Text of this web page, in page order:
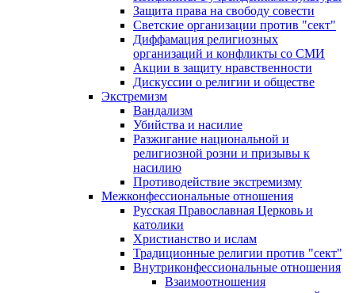
Защита права на свободу совести
Светские организации против "сект"
Диффамация религиозных
организаций и конфликты со СМИ
Акции в защиту нравственности
Дискуссии о религии и обществе
Экстремизм
Вандализм
Убийства и насилие
Разжигание национальной и
религиозной розни и призывы к
насилию
Противодействие экстремизму
Межконфессиональные отношения
Русская Православная Церковь и
католики
Христианство и ислам
Традиционные религии против "сект"
Внутриконфессиональные отношения
Взаимоотношения